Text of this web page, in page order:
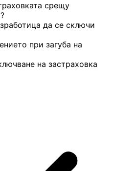
срещу
да се сключи
при загуба на
на застраховка